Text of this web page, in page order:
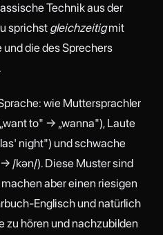
Technik aus der
sprichst gleichzeitigmit
die des Sprechers
wie Muttersprachler
to" → „wanna"), Laute
night") und schwache
/kən/). Diese Muster sind
aber einen riesigen
Englisch und natürlich
zu hören und nachzubilden